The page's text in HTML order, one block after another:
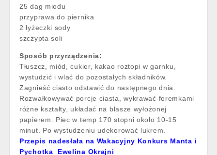
25 dag miodu
przyprawa do piernika
2 łyżeczki sody
szczypta soli
Sposób przyrządzenia:
Tłuszcz, miód, cukier, kakao roztopi w garnku,
wystudzić i wlać do pozostałych składników.
Zagnieść ciasto odstawić do następnego dnia.
Rozwałkowywać porcje ciasta, wykrawać foremkami
różne kształty, układać na blasze wyłożonej
papierem. Piec w temp 170 stopni około 10-15
minut. Po wystudzeniu udekorować lukrem.
Przepis nadesłała na Wakacyjny Konkurs Manta i
Pychotka Ewelina Okrajni